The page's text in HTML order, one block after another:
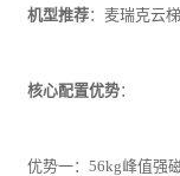
机型推荐：麦瑞克云
核心配置优势：
优势一：56kg峰值强